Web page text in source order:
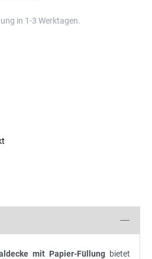
in 1-3 Werktagen.
mit Papier-Füllung bietet